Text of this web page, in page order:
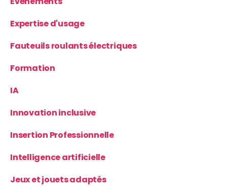
Expertise d'usage
Fauteuils roulants électriques
Formation
IA
Innovation inclusive
Insertion Professionnelle
Intelligence artificielle
Jeux et jouets adaptés